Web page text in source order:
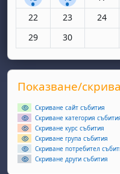
Няма събития,
22 Няма
23 Няма
24
Няма събития,
29 Няма
30
Supplementary
Прескочи Показване/
Показване/
Скриване сайт събития
Скриване категория
Скриване курс събития
Скриване група събития
Скриване потребител
Скриване други събития